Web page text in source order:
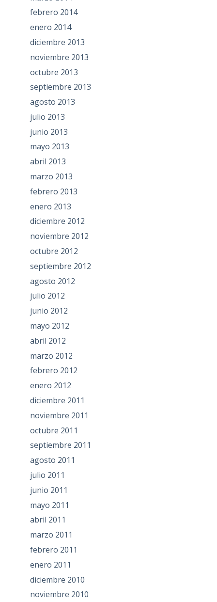
febrero 2014
enero 2014
diciembre 2013
noviembre 2013
octubre 2013
septiembre 2013
agosto 2013
julio 2013
junio 2013
mayo 2013
abril 2013
marzo 2013
febrero 2013
enero 2013
diciembre 2012
noviembre 2012
octubre 2012
septiembre 2012
agosto 2012
julio 2012
junio 2012
mayo 2012
abril 2012
marzo 2012
febrero 2012
enero 2012
diciembre 2011
noviembre 2011
octubre 2011
septiembre 2011
agosto 2011
julio 2011
junio 2011
mayo 2011
abril 2011
marzo 2011
febrero 2011
enero 2011
diciembre 2010
noviembre 2010